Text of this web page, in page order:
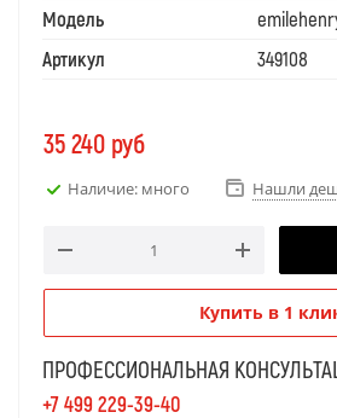
Модель
Артикул
349108
35 240 руб
Наличие: много Нашли
Купить в 1
ПРОФЕССИОНАЛЬНАЯ
+7 499 229-39-40